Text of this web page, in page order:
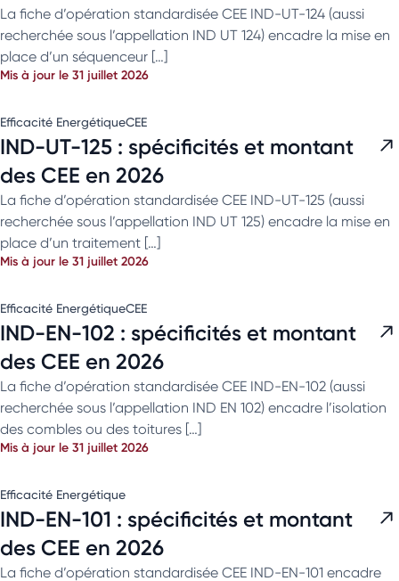
La fiche d’opération standardisée CEE IND-UT-124 (aussi
recherchée sous l’appellation IND UT 124) encadre la mise en
place d’un séquenceur […]
Mis à jour le 31 juillet 2026
Efficacité EnergétiqueCEE
IND-UT-125 : spécificités et montant
des CEE en 2026
La fiche d’opération standardisée CEE IND-UT-125 (aussi
recherchée sous l’appellation IND UT 125) encadre la mise en
place d’un traitement […]
Mis à jour le 31 juillet 2026
Efficacité EnergétiqueCEE
IND-EN-102 : spécificités et montant
des CEE en 2026
La fiche d’opération standardisée CEE IND-EN-102 (aussi
recherchée sous l’appellation IND EN 102) encadre l’isolation
des combles ou des toitures […]
Mis à jour le 31 juillet 2026
Efficacité Energétique
IND-EN-101 : spécificités et montant
des CEE en 2026
La fiche d’opération standardisée CEE IND-EN-101 encadre